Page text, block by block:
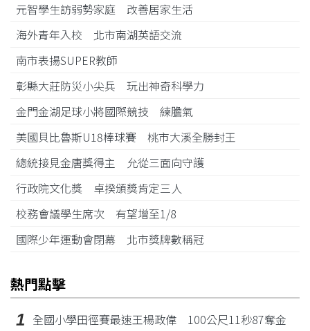
元智學生訪弱勢家庭 改善居家生活
海外青年入校 北市南湖英語交流
南市表揚SUPER教師
彰縣大莊防災小尖兵 玩出神奇科學力
金門金湖足球小將國際競技 練膽氣
美國貝比魯斯U18棒球賽 桃市大溪全勝封王
總統接見金唐獎得主 允從三面向守護
行政院文化獎 卓揆頒獎肯定三人
校務會議學生席次 有望增至1/8
國際少年運動會閉幕 北市獎牌數稱冠
熱門點擊
1 全國小學田徑賽最速王楊政偉 100公尺11秒87奪金